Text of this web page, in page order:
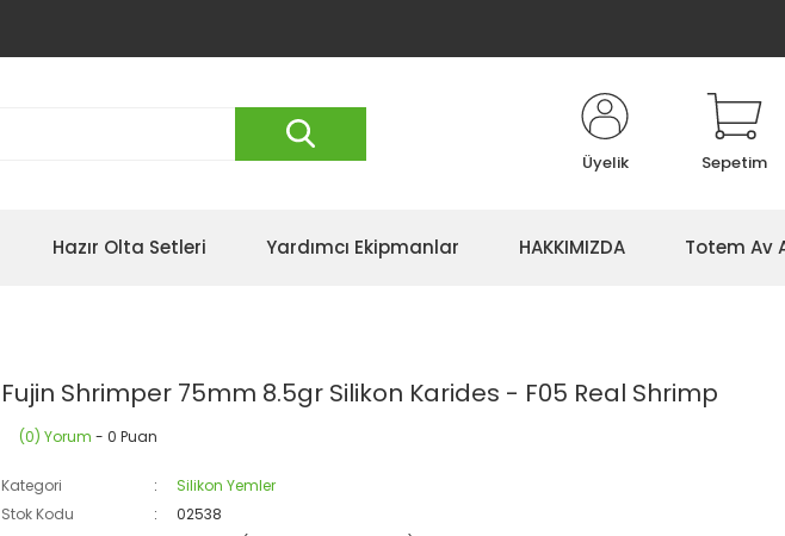
Üyelik Sepetim
Hazır Olta Setleri Yardımcı Ekipmanlar HAKKIMIZDA Totem Av
Fujin Shrimper 75mm 8.5gr Silikon Karides - F05 Real Shrimp
(0) Yorum - 0 Puan
Kategori
Silikon Yemler
Stok Kodu
02538